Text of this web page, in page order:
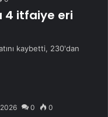
4 itfaiye eri
kaybetti, 230'dan
0 0